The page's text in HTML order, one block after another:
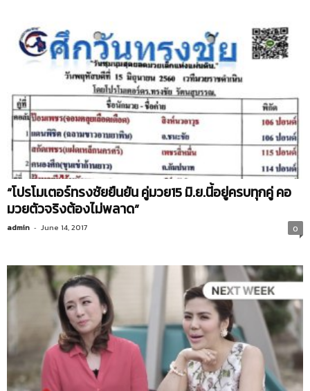
“โปรโมเตอร์ทรงชัยยืนยัน คู่มวย15 มิ.ย.นี้อยู่ครบทุกคู่ คอ
มวยตัวจริงต้องไม่พลาด”
admin - June 14, 2017 0